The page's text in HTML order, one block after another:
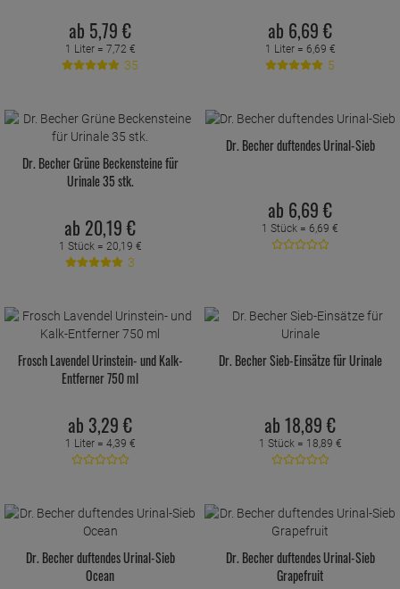
ab 5,79 €
1 Liter = 7,72 €
35
ab 6,69 €
1 Liter = 6,69 €
5
Dr. Becher Grüne Beckensteine für
Urinale 35 stk.
ab 20,19 €
1 Stück = 20,19 €
3
Dr. Becher duftendes Urinal-Sieb
ab 6,69 €
1 Stück = 6,69 €
Frosch Lavendel Urinstein- und Kalk-
Entferner 750 ml
ab 3,29 €
1 Liter = 4,39 €
Dr. Becher Sieb-Einsätze für Urinale
ab 18,89 €
1 Stück = 18,89 €
Dr. Becher duftendes Urinal-Sieb
Ocean
Dr. Becher duftendes Urinal-Sieb
Grapefruit